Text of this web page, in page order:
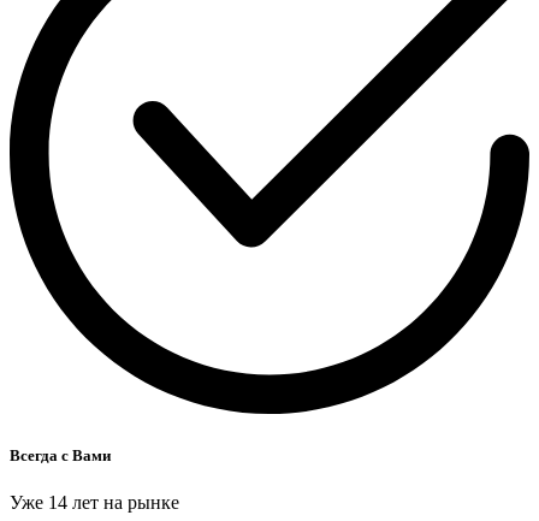
Всегда с Вами
Уже 14 лет на рынке